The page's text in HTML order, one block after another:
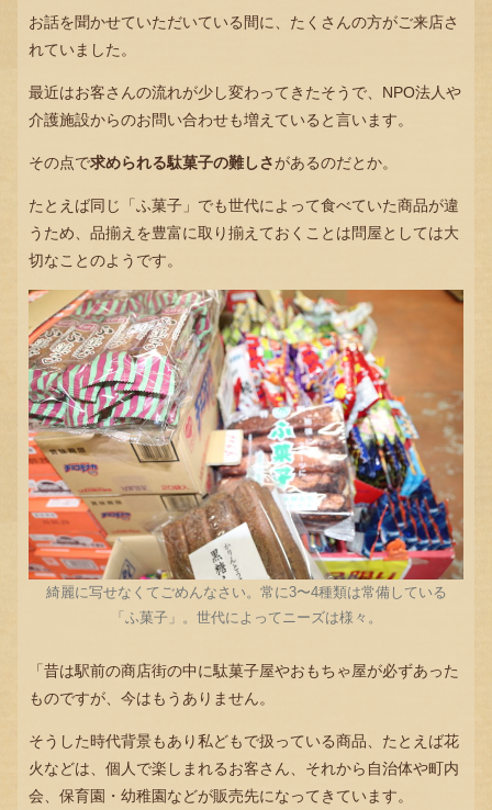
お話を聞かせていただいている間に、たくさんの方がご来店さ
れていました。
最近はお客さんの流れが少し変わってきたそうで、NPO法人や
介護施設からのお問い合わせも増えていると言います。
その点で求められる駄菓子の難しさがあるのだとか。
たとえば同じ「ふ菓子」でも世代によって食べていた商品が違
うため、品揃えを豊富に取り揃えておくことは問屋としては大
切なことのようです。
綺麗に写せなくてごめんなさい。常に3〜4種類は常備している
「ふ菓子」。世代によってニーズは様々。
「昔は駅前の商店街の中に駄菓子屋やおもちゃ屋が必ずあった
ものですが、今はもうありません。
そうした時代背景もあり私どもで扱っている商品、たとえば花
火などは、個人で楽しまれるお客さん、それから自治体や町内
会、保育園・幼稚園などが販売先になってきています。